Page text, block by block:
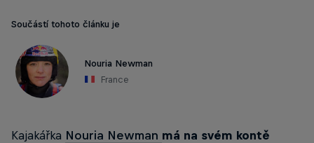
Součástí tohoto článku je
Nouria Newman
France
Kajakářka Nouria Newman má na svém kontě